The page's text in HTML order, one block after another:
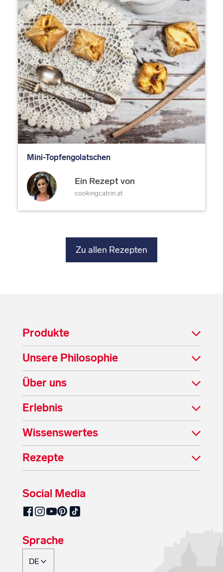
Mini-Topfengolatschen
Ein Rezept von
cookingcatrin.at
Zu allen Rezepten
Produkte
Unsere Philosophie
Über uns
Erlebnis
Wissenswertes
Rezepte
Social Media
SalzburgMilch auf Facebook
SalzburgMilch auf Instagram
SalzburgMilch auf YouTube
SalzburgMilch auf Pinterest
SalzburgMilch auf TikTok
Sprache